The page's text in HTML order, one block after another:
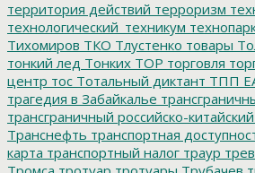
территория действий терроризм
технологический_техникум
Тихомиров ТКО Тлустенко товары
тонкий лед Тонких ТОР торговля
центр тос Тотальный диктант ТПП
трагедия в Забайкалье
трансграничный российско-
Транснефть транспортная
карта транспортный налог траур